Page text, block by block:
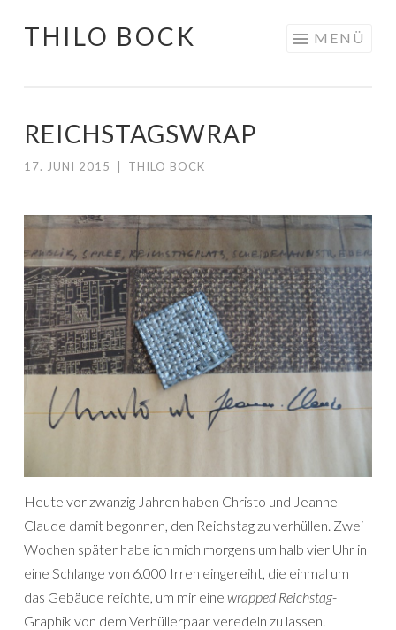
Springe
THILO BOCK MENÜ
REICHSTAGSWRAP
17. JUNI 2015 THILO BOCK
Heute vor zwanzig Jahren haben Christo und Jeanne-
Claude damit begon­nen, den Reichstag zu verhüllen. Zwei
Wochen später habe ich mich morgens um halb vier Uhr in
eine Schlange von 6.000 Irren eingereiht, die einmal um
das Gebäude reichte, um mir eine wrapped Reichstag-
Graphik von dem Verhüllerpaar veredeln zu lassen.